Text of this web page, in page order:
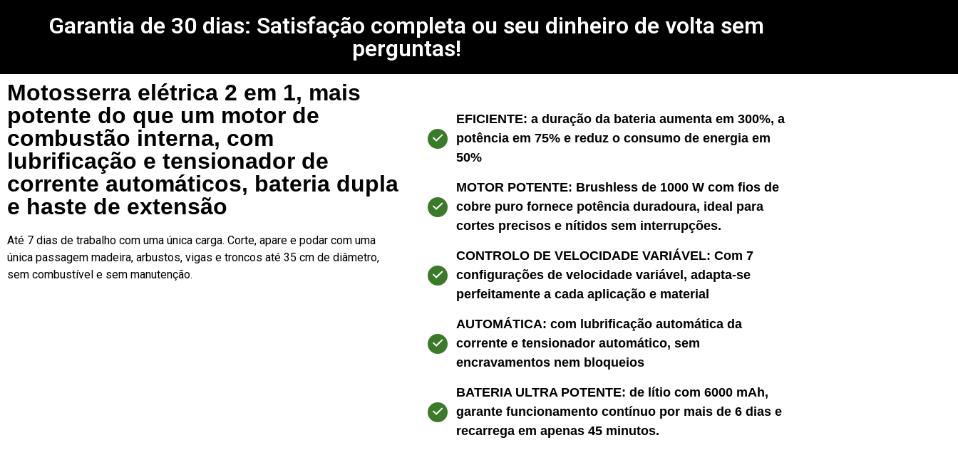
Garantia de 30 dias: Satisfação completa ou seu dinheiro de volta sem
perguntas!
Motosserra elétrica 2 em 1, mais
potente do que um motor de
combustão interna, com
lubrificação e tensionador de
corrente automáticos, bateria dupla
e haste de extensão
Até 7 dias de trabalho com uma única carga. Corte, apare e podar com uma
única passagem madeira, arbustos, vigas e troncos até 35 cm de diâmetro,
sem combustível e sem manutenção.
EFICIENTE: a duração da bateria aumenta em 300%, a
potência em 75% e reduz o consumo de energia em
50%
MOTOR POTENTE: Brushless de 1000 W com fios de
cobre puro fornece potência duradoura, ideal para
cortes precisos e nítidos sem interrupções.
CONTROLO DE VELOCIDADE VARIÁVEL: Com 7
configurações de velocidade variável, adapta-se
perfeitamente a cada aplicação e material
AUTOMÁTICA: com lubrificação automática da
corrente e tensionador automático, sem
encravamentos nem bloqueios
BATERIA ULTRA POTENTE: de lítio com 6000 mAh,
garante funcionamento contínuo por mais de 6 dias e
recarrega em apenas 45 minutos.